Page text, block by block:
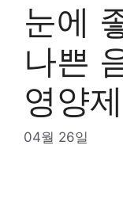
눈에
나쁜
영양
04월 26일